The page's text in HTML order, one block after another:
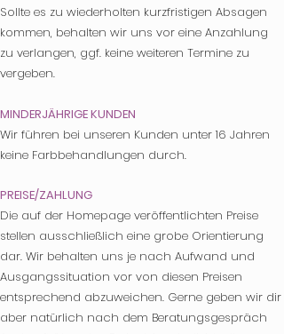
Sollte es zu wiederholten kurzfristigen Absagen
kommen, behalten wir uns vor eine Anzahlung
zu verlangen, ggf. keine weiteren Termine zu
vergeben.
MINDERJÄHRIGE KUNDEN
Wir führen bei unseren Kunden unter 16 Jahren
keine Farbbehandlungen durch.
PREISE/ZAHLUNG
Die auf der Homepage veröffentlichten Preise
stellen ausschließlich eine grobe Orientierung
dar. Wir behalten uns je nach Aufwand und
Ausgangssituation vor von diesen Preisen
entsprechend abzuweichen. Gerne geben wir dir
aber natürlich nach dem Beratungsgespräch